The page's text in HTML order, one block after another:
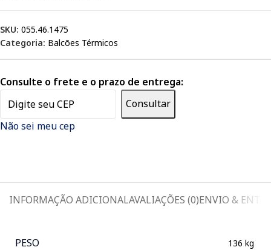
SKU: 055.46.1475
Categoria: Balcões Térmicos
Consulte o frete e o prazo de entrega:
Consultar
Não sei meu cep
INFORMAÇÃO ADICIONALAVALIAÇÕES (0)ENVIO &
PESO 136 kg